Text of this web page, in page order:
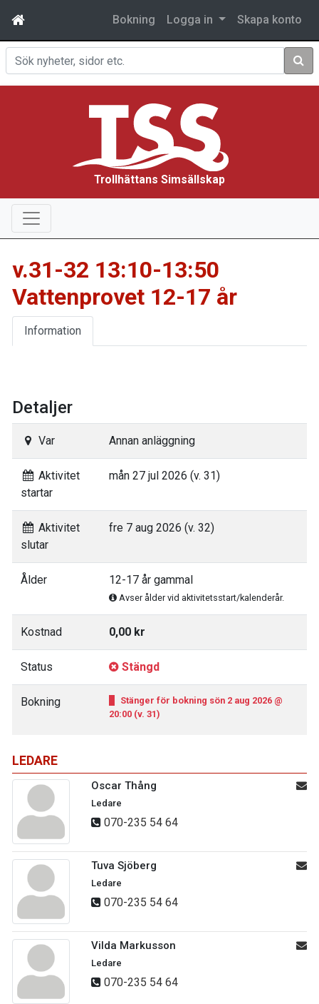
Bokning Logga in Skapa konto
Sök
Trollhättans Simsällskap
LEDARE
Oscar Thång
Ledare
070-235 54 64
Tuva Sjöberg
Ledare
070-235 54 64
Vilda Markusson
Ledare
070-235 54 64
v.31-32 13:10-13:50
Vattenprovet 12-17 år
Information
Detaljer
Var Annan anläggning
Aktivitet
startar
mån 27 jul 2026 (v. 31)
Aktivitet
slutar
fre 7 aug 2026 (v. 32)
Ålder 12-17 år gammal
Avser ålder vid aktivitetsstart/kalenderår.
Kostnad 0,00 kr
Status Stängd
Bokning
Stänger för bokning sön 2 aug 2026 @
20:00 (v. 31)